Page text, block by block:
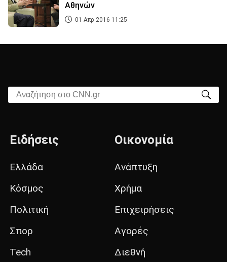
Αθηνών
01 Απρ 2016 11:25
Αναζήτηση στο CNN.gr
Ειδήσεις
Ελλάδα
Κόσμος
Πολιτική
Σπορ
Tech
Οικονομία
Ανάπτυξη
Χρήμα
Επιχειρήσεις
Αγορές
Διεθνή